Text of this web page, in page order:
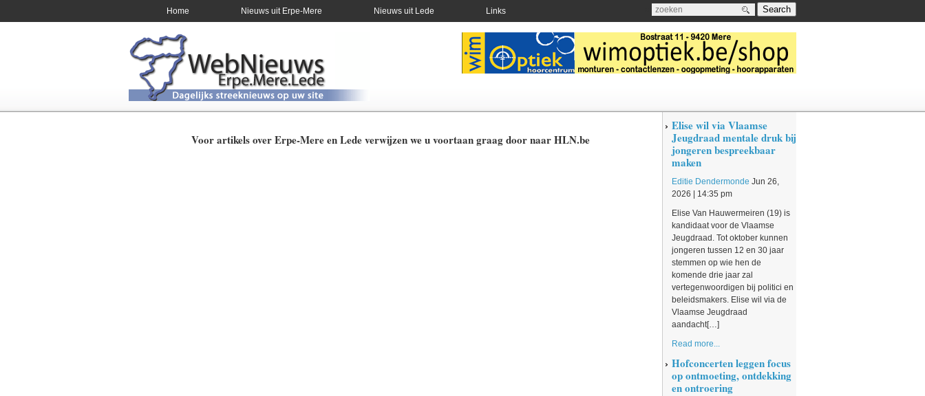
Home Nieuws uit Erpe-Mere Nieuws uit Lede Links Search
Voor artikels over Erpe-Mere en Lede verwijzen we u voortaan graag door naar HLN.be
Elise wil via Vlaamse
Jeugdraad mentale druk bij
jongeren bespreekbaar
maken
Editie Dendermonde Jun 26,
2026 | 14:35 pm
Elise Van Hauwermeiren (19) is
kandidaat voor de Vlaamse
Jeugdraad. Tot oktober kunnen
jongeren tussen 12 en 30 jaar
stemmen op wie hen de
komende drie jaar zal
vertegenwoordigen bij politici en
beleidsmakers. Elise wil via de
Vlaamse Jeugdraad
aandacht[…]
Read more...
Hofconcerten leggen focus
op ontmoeting, ontdekking
en ontroering